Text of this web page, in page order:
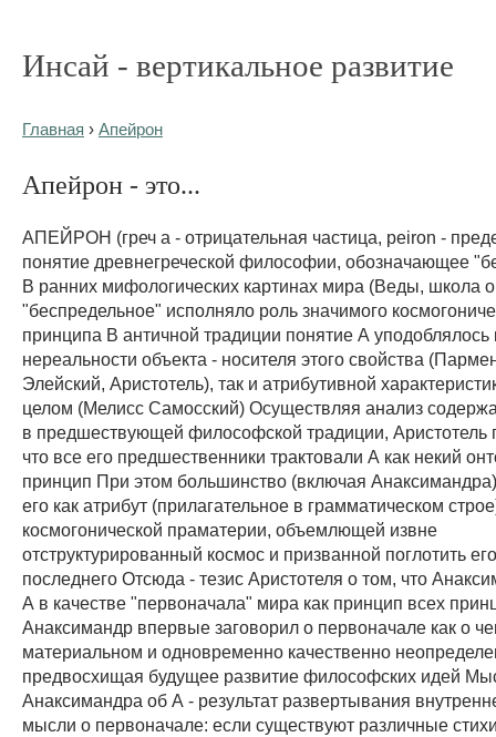
Инсай - вертикальное развитие
Главная › Апейрон
Апейрон - это...
АПЕЙРОН (греч а - отрицательная частица, peiron -
понятие древнегреческой философии, обозначающее
В ранних мифологических картинах мира (Веды, школа
"беспредельное" исполняло роль значимого
принципа В античной традиции понятие А уподоблялось
нереальности объекта - носителя этого свойства
Элейский, Аристотель), так и атрибутивной
целом (Мелисс Самосский) Осуществляя анализ
в предшествующей философской традиции, Аристотель
что все его предшественники трактовали А как некий
принцип При этом большинство (включая
его как атрибут (прилагательное в грамматическом
космогонической праматерии, объемлющей извне
отструктурированный космос и призванной поглотить
последнего Отсюда - тезис Аристотеля о том, что
А в качестве "первоначала" мира как принцип всех
Анаксимандр впервые заговорил о первоначале как о
материальном и одновременно качественно
предвосхищая будущее развитие философских идей
Анаксимандра об А - результат развертывания
мысли о первоначале: если существуют различные